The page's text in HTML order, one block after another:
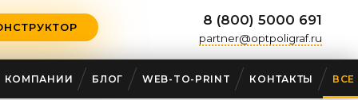
8 (800) 5000 691
partner@optpoligraf.ru
КОМПАНИИ БЛОГ WEB-TO-PRINT КОНТАКТЫ ВСЕ